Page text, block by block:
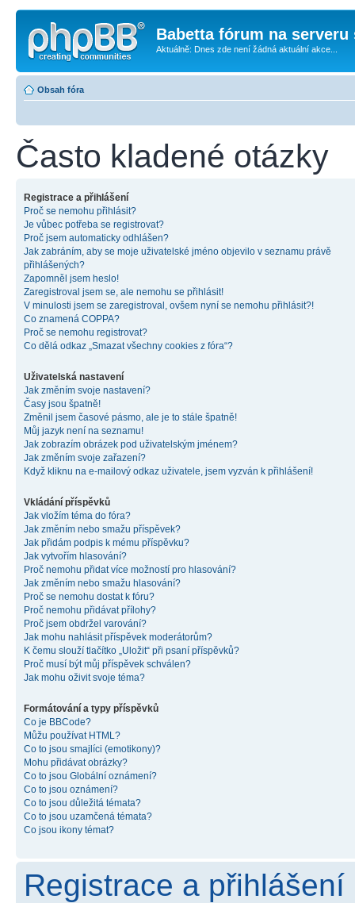
Babetta fórum na serveru
Aktuálně: Dnes zde není žádná aktuální akce...
Obsah fóra
Často kladené otázky
Registrace a přihlášení
Proč se nemohu přihlásit?
Je vůbec potřeba se registrovat?
Proč jsem automaticky odhlášen?
Jak zabráním, aby se moje uživatelské jméno objevilo v seznamu právě
přihlášených?
Zapomněl jsem heslo!
Zaregistroval jsem se, ale nemohu se přihlásit!
V minulosti jsem se zaregistroval, ovšem nyní se nemohu přihlásit?!
Co znamená COPPA?
Proč se nemohu registrovat?
Co dělá odkaz „Smazat všechny cookies z fóra“?
Uživatelská nastavení
Jak změním svoje nastavení?
Časy jsou špatně!
Změnil jsem časové pásmo, ale je to stále špatně!
Můj jazyk není na seznamu!
Jak zobrazím obrázek pod uživatelským jménem?
Jak změním svoje zařazení?
Když kliknu na e-mailový odkaz uživatele, jsem vyzván k přihlášení!
Vkládání příspěvků
Jak vložím téma do fóra?
Jak změním nebo smažu příspěvek?
Jak přidám podpis k mému příspěvku?
Jak vytvořím hlasování?
Proč nemohu přidat více možností pro hlasování?
Jak změním nebo smažu hlasování?
Proč se nemohu dostat k fóru?
Proč nemohu přidávat přílohy?
Proč jsem obdržel varování?
Jak mohu nahlásit příspěvek moderátorům?
K čemu slouží tlačítko „Uložit“ při psaní příspěvků?
Proč musí být můj příspěvek schválen?
Jak mohu oživit svoje téma?
Formátování a typy příspěvků
Co je BBCode?
Můžu používat HTML?
Co to jsou smajlíci (emotikony)?
Mohu přidávat obrázky?
Co to jsou Globální oznámení?
Co to jsou oznámení?
Co to jsou důležitá témata?
Co to jsou uzamčená témata?
Co jsou ikony témat?
Registrace a přihlášení